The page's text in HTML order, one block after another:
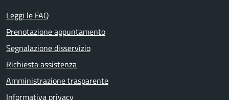
Leggi le FAQ
Prenotazione appuntamento
Segnalazione disservizio
Richiesta assistenza
Amministrazione trasparente
Informativa privacy